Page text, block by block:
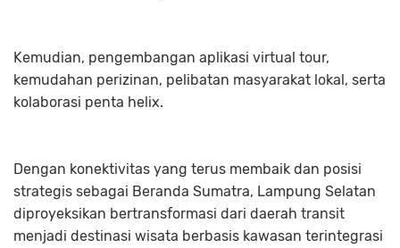
Kemudian, pengembangan aplikasi virtual tour,
kemudahan perizinan, pelibatan masyarakat lokal, serta
kolaborasi penta helix.
Dengan konektivitas yang terus membaik dan posisi
strategis sebagai Beranda Sumatra, Lampung Selatan
diproyeksikan bertransformasi dari daerah transit
menjadi destinasi wisata berbasis kawasan terintegrasi